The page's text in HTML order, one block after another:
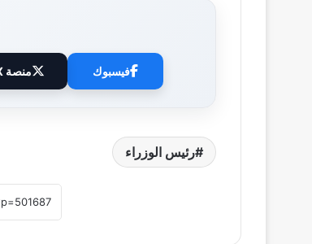
فيسبوك منصة X
رئيس الوزراء